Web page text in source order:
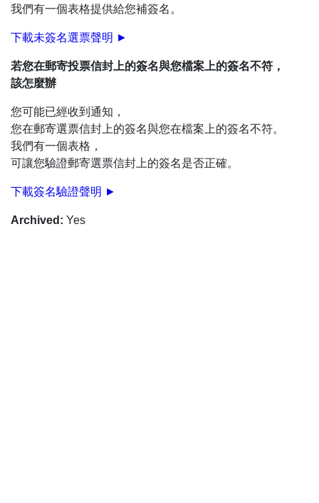
我們有一個表格提供給您補簽名。
下載未簽名選票聲明 ►
若您在郵寄投票信封上的簽名與您檔案上的簽名不符，
該怎麼辦
您可能已經收到通知，
您在郵寄選票信封上的簽名與您在檔案上的簽名不符。
我們有一個表格，
可讓您驗證郵寄選票信封上的簽名是否正確。
下載簽名驗證聲明 ►
Archived : Yes